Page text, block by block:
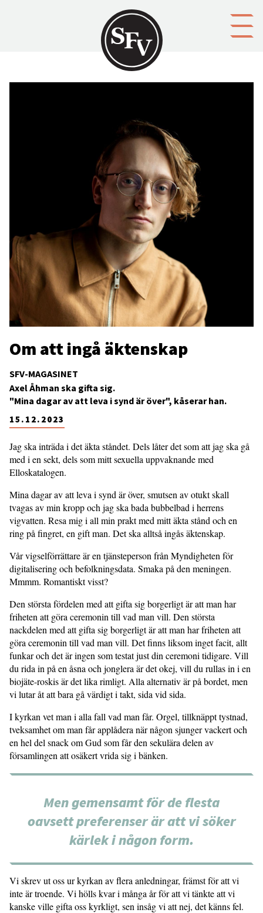
SFV-MAGASINET
Om att ingå äktenskap
15.12.2023
Axel Åhman ska gifta sig.
"Mina dagar av att leva i synd är över", kåserar han.
Jag ska inträda i det äkta ståndet. Dels låter det som att jag ska gå
med i en sekt, dels som mitt sexuella uppvaknande med
Elloskatalogen.
Mina dagar av att leva i synd är över, smutsen av otukt skall
tvagas av min kropp och jag ska bada bubbelbad i herrens
vigvatten. Resa mig i all min prakt med mitt äkta stånd och en
ring på fingret, en gift man. Det ska alltså ingås äktenskap.
Vår vigselförrättare är en tjänsteperson från Myndigheten för
digitalisering och befolkningsdata. Smaka på den meningen.
Mmmm. Romantiskt visst?
Den största fördelen med att gifta sig borgerligt är att man har
friheten att göra ceremonin till vad man vill. Den största
nackdelen med att gifta sig borgerligt är att man har friheten att
göra ceremonin till vad man vill. Det finns liksom inget facit, allt
funkar och det är ingen som testat just din ceremoni tidigare. Vill
du rida in på en åsna och jonglera är det okej, vill du rullas in i en
biojäte-roskis är det lika rimligt. Alla alternativ är på bordet, men
vi lutar åt att bara gå värdigt i takt, sida vid sida.
I kyrkan vet man i alla fall vad man får. Orgel, tillknäppt tystnad,
tveksamhet om man får applådera när någon sjunger vackert och
en hel del snack om Gud som får den sekulära delen av
församlingen att osäkert vrida sig i bänken.
Men gemensamt för de flesta
oavsett preferenser är att vi söker
kärlek i någon form.
Vi skrev ut oss ur kyrkan av flera anledningar, främst för att vi
inte är troende. Vi hölls kvar i många år för att vi tänkte att vi
kanske ville gifta oss kyrkligt, sen insåg vi att nej, det känns fel.